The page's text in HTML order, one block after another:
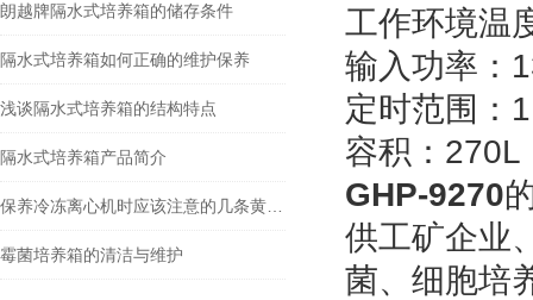
朗越牌隔水式培养箱的储存条件
隔水式培养箱如何正确的维护保养
浅谈隔水式培养箱的结构特点
隔水式培养箱产品简介
霉菌培养箱的清洁与维护
工作环境
输入功率：
定时范围： 1
容积： 270L
GHP-9270
供工矿企业
菌、细胞培